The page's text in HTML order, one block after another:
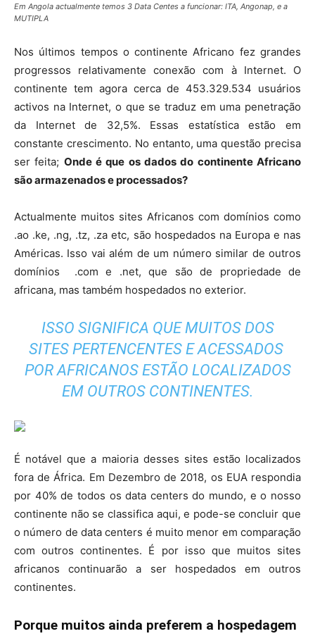
Em Angola actualmente temos 3 Data Centes a funcionar: ITA, Angonap, e a
MUTIPLA
Nos últimos tempos o continente Africano fez grandes
progressos relativamente conexão com à Internet. O
continente tem agora cerca de 453.329.534 usuários
activos na Internet, o que se traduz em uma penetração
da Internet de 32,5%. Essas estatística estão em
constante crescimento. No entanto, uma questão precisa
ser feita; Onde é que os dados do continente Africano
são armazenados e processados?
Actualmente muitos sites Africanos com domínios como
.ao .ke, .ng, .tz, .za etc, são hospedados na Europa e nas
Américas. Isso vai além de um número similar de outros
domínios .com e .net, que são de propriedade de
africana, mas também hospedados no exterior.
ISSO SIGNIFICA QUE MUITOS DOS
SITES PERTENCENTES E ACESSADOS ​​
POR AFRICANOS ESTÃO LOCALIZADOS
EM OUTROS CONTINENTES.
É notável que a maioria desses sites estão localizados
fora de África. Em Dezembro de 2018, os EUA respondia
por 40% de todos os data centers do mundo, e o nosso
continente não se classifica aqui, e pode-se concluir que
o número de data centers é muito menor em comparação
com outros continentes. É por isso que muitos sites
africanos continuarão a ser hospedados em outros
continentes.
Porque muitos ainda preferem a hospedagem